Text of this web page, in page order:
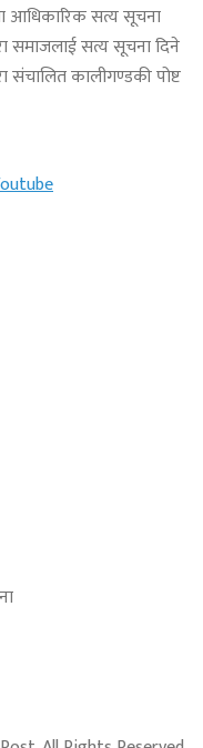
आधिकारिक सत्य सूचना
समाजलाई सत्य सूचना दिने
संचालित कालीगण्डकी पोष्ट